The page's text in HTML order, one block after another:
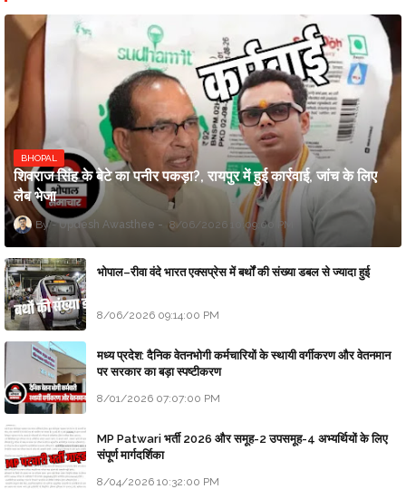
BHOPAL
शिवराज सिंह के बेटे का पनीर पकड़ा?, रायपुर में हुई कार्रवाई, जांच के लिए
लैब भेजा
Updesh Awasthee 8/06/2026 10:09:00 PM
भोपाल–रीवा वंदे भारत एक्सप्रेस में बर्थों की संख्या डबल से ज्यादा हुई
8/06/2026 09:14:00 PM
मध्य प्रदेश: दैनिक वेतनभोगी कर्मचारियों के स्थायी वर्गीकरण और वेतनमान
पर सरकार का बड़ा स्पष्टीकरण
8/01/2026 07:07:00 PM
MP Patwari भर्ती 2026 और समूह-2 उपसमूह-4 अभ्यर्थियों के लिए
संपूर्ण मार्गदर्शिका
8/04/2026 10:32:00 PM